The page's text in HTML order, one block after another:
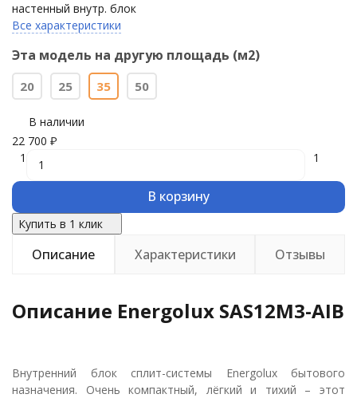
настенный внутр. блок
Все характеристики
Эта модель на другую площадь (м2)
20 25 35 50
В наличии
22 700 ₽
1
1
В корзину
Купить в 1 клик
Описание Характеристики Отзывы
Описание Energolux SAS12M3-AIB
Внутренний блок сплит-системы Energolux бытового
назначения. Очень компактный, лёгкий и тихий – этот